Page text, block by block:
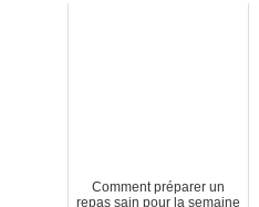
Comment préparer un
repas sain pour la semaine